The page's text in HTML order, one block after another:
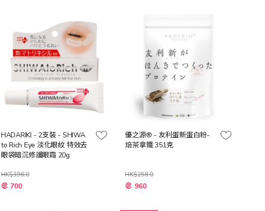
HADARIKI - 2支裝 - SHIWA
to Rich Eye 淡化眼紋 特效去
眼袋暗沉修護眼霜 20g
HK$396.0
特
殊 700
優之源® - 友利蛋新蛋白粉-
焙茶拿鐵 351克
HK$258.0
特
殊 960